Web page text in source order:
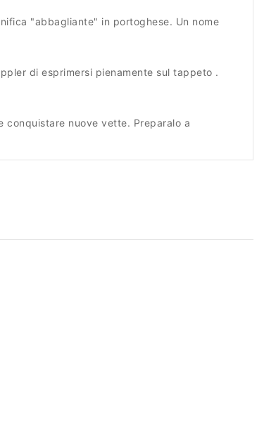
"abbagliante" in portoghese. Un nome
di esprimersi pienamente sul tappeto .
conquistare nuove vette. Preparalo a